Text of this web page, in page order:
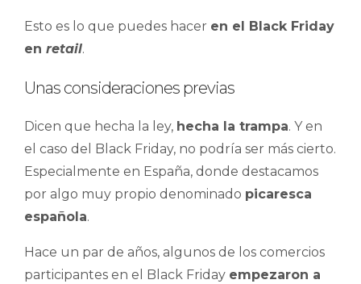
Esto es lo que puedes hacer en el Black Friday
en retail.
Unas consideraciones previas
Dicen que hecha la ley, hecha la trampa. Y en
el caso del Black Friday, no podría ser más cierto.
Especialmente en España, donde destacamos
por algo muy propio denominado picaresca
española.
Hace un par de años, algunos de los comercios
participantes en el Black Friday empezaron a